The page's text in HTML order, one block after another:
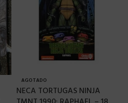
AGOTADO
NECA TORTUGAS NINJA